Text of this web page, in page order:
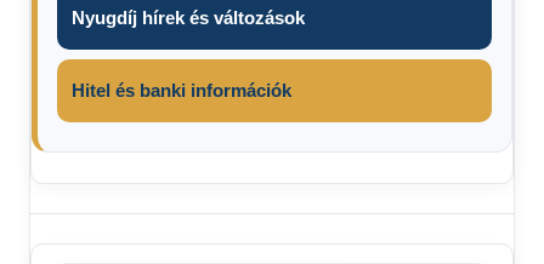
Nyugdíj hírek és változások
Hitel és banki információk
2025